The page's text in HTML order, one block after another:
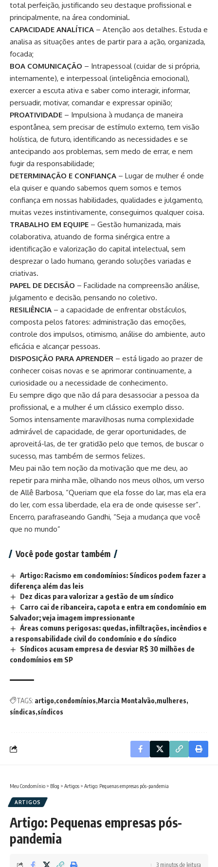
total perfeição, justificando seu destaque profissional e
principalmente, na área condominial.
CAPACIDADE ANALÍTICA – Atenção aos detalhes. Estuda e
analisa as situações antes de partir para a ação, organizada,
focada;
BOA COMUNICAÇÃO – Intrapessoal (cuidar de si própria,
internamente), e interpessoal (inteligência emocional),
exercer a escuta ativa e saber como interagir, informar,
persuadir, motivar, comandar e expressar opinião;
PROATIVIDADE – Impulsiona à mudança de maneira
espontânea, sem precisar de estímulo externo, tem visão
holística, de futuro, identificando as necessidades e se
antecipando aos problemas, sem medo de errar, e nem
fugir da responsabilidade;
DETERMINAÇÃO E CONFIANÇA – Lugar de mulher é onde
ela quiser e quando sabemos quem somos e temos
confiança em nossas habilidades, qualidades e julgamento,
muitas vezes instintivamente, conseguimos qualquer coisa.
TRABALHO EM EQUIPE – Gestão humanizada, mais
colaborativa, atuando de forma sinérgica entre a
identificação e valorização do capital intelectual, sem
desprezar o lado humano, gerando soluções variadas e
criativas.
PAPEL DE DECISÃO – Facilidade na compreensão análise,
julgamento e decisão, pensando no coletivo.
RESILIÊNCIA – a capacidade de enfrentar obstáculos,
composta pelos fatores: administração das emoções,
controle dos impulsos, otimismo, análise do ambiente, auto
eficácia e alcançar pessoas.
DISPOSIÇÃO PARA APRENDER – está ligado ao prazer de
conhecer coisas novas e se aprimorar continuamente, a
curiosidade ou a necessidade de conhecimento.
Eu sempre digo que não dá para desassociar a pessoa da
profissional, e a mulher é um clássico exemplo disso.
Somos intensamente maravilhosas numa complexidade
admirável de capacidade, de gerar oportunidades, de
aproveitá-las, de ter gratidão pelo que temos, de buscar o
sucesso, mas também de sermos felizes.
Meu pai não tem noção da motivação que me deu, ao
repetir para minha mãe, olhando nos meus olhos, um verso
de Allê Barbosa, “Queriam que ela fosse do lar, mas ela era
do ler, com essa liberdade, ela era de onde quisesse ser”.
Encerro, parafraseando Gandhi, “Seja a mudança que você
que no mundo”
Você pode gostar também
Artigo: Racismo em condomínios: Síndicos podem fazer a
diferença além das leis
Dez dicas para valorizar a gestão de um síndico
Carro cai de ribanceira, capota e entra em condomínio em
Salvador; veja imagem impressionante
Áreas comuns perigosas: quedas, infiltrações, incêndios e
a responsabilidade civil do condomínio e do síndico
Síndicos acusam empresa de desviar R$ 30 milhões de
condomínios em SP
TAGS: artigo condomínios Marcia Montalvão mulheres
síndicas síndicos
Meu Condomínio > Blog > Artigos > Artigo: Pequenas empresas pós-pandemia
ARTIGOS
Artigo: Pequenas empresas pós-
pandemia
3 minutos de leitura